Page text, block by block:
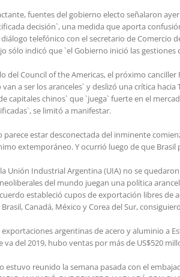
fuentes del gobierno electo señalaron
decisión`, una medida que aporta
telefónico con el secretario de Comercio
sólo indicó que `el Gobierno inició las
del Council of the Americas, el próximo
a ser los aranceles` y deslizó una crítica
capitales chinos` que `juega` fuerte en el
se limitó a manifestar.
parece estar desconectada del inminente
extemporáneo. Y ocurrió luego de que
Unión Industrial Argentina (UIA) no se
del mundo juegan una política
estableció cupos de exportación libres
Canadá, México y Corea del Sur,
exportaciones argentinas de acero y aluminio a
va del 2019, hubo ventas por más de US$520
estuvo reunido la semana pasada con el